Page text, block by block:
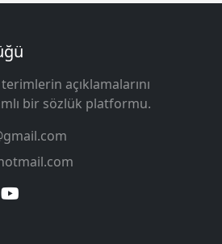
açıklamalarını
bir sözlük platformu.